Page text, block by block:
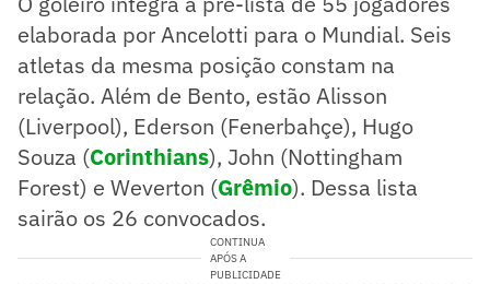
elaborada por Ancelotti para o Mundial. Seis
atletas da mesma posição constam na
relação. Além de Bento, estão Alisson
(Liverpool), Ederson (Fenerbahçe), Hugo
Souza (Corinthians), John (Nottingham
Forest) e Weverton (Grêmio). Dessa lista
sairão os 26 convocados.
CONTINUA
APÓS A
PUBLICIDADE